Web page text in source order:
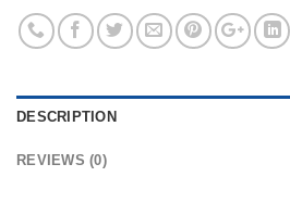
DESCRIPTION
REVIEWS (0)